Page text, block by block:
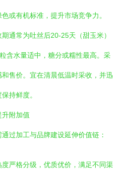
或有机标准，提升市场竞争力。
通常为吐丝后20-25天（甜玉米）
含水量适中，糖分或糯性最高。采
售价。宜在清晨低温时采收，并迅
持鲜度。
附加值
过加工与品牌建设延伸价值链：
严格分级，优质优价，满足不同渠